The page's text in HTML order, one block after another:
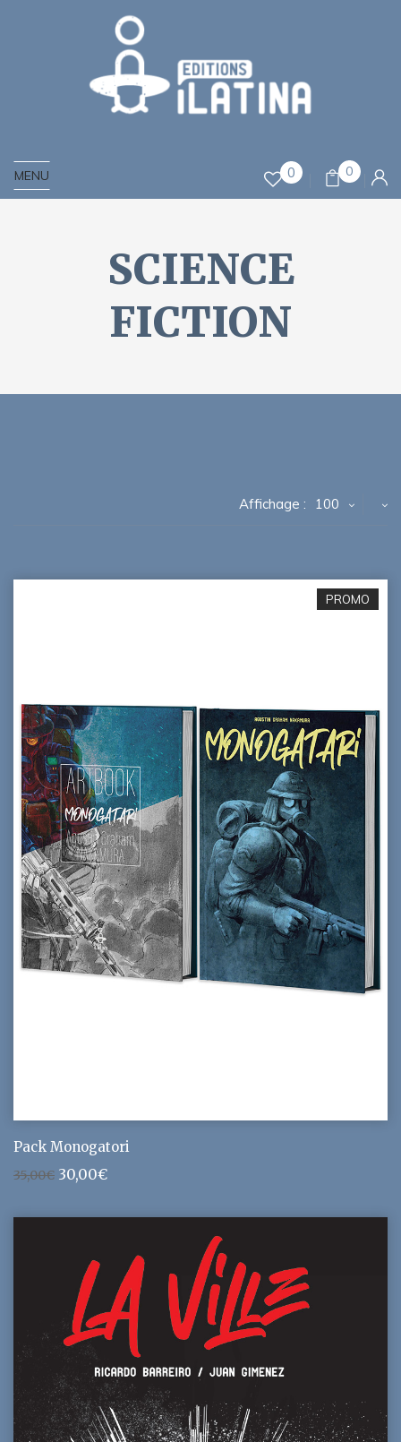
MENU 0 0
SCIENCE
FICTION
Affichage : 100
PROMO
Pack Monogatori
35,00€ Le
prix
était :
30,00€Le
est :